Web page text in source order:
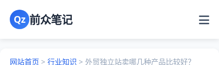
Qz 前众笔记
网站首页 > 行业知识 > 外贸独立站卖哪几种产品比较好？